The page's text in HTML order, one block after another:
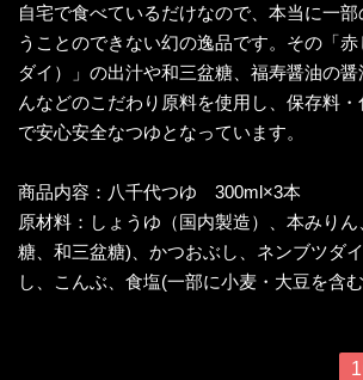
自宅で食べているだけなので、本当に一
うことのできない幻の逸品です。その「
ダイ）」の出汁や和三盆糖、福寿醤油の醤
んなどのこだわり原料を使用し、保存料
で安心安全なつゆとなっています。
商品内容：八千代つゆ 300ml×3本
原材料：しょうゆ（国内製造）、本みり
糖、和三盆糖)、かつおぶし、ネンブツダ
し、こんぶ、食塩(一部に小麦・大豆を含む